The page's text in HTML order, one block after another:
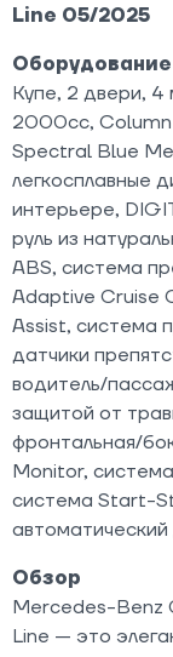
Line 05/2025
Оборудование
Купе, 2 двери, 4
2000cc, Column
Spectral Blue
легкосплавные
интерьере,
руль из
ABS, система
Adaptive Cruise
Assist, система
датчики
водитель/
защитой от
фронтальная/
Monitor,
система Start-
Обзор
Mercedes-Benz
Line — это